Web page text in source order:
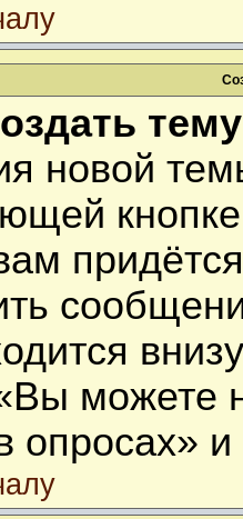
новой
можете
опросах» и